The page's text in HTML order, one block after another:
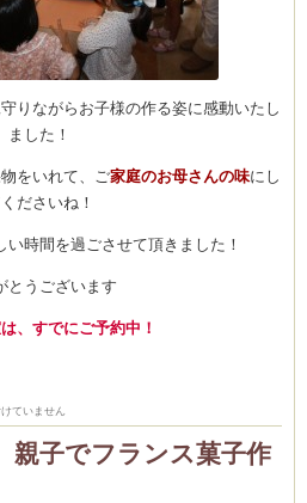
りながらお子様の作る姿に感動いたし
ました！
をいれて、ご家庭のお母さんの味にし
ださいね！
時間を過ごさせて頂きました！
とうございます
、すでにご予約中！
ていません
子でフランス菓子作